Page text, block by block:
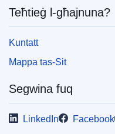
Teħtieġ l-għajnuna?
Kuntatt
Mappa tas-Sit
Segwina fuq
LinkedIn Facebook